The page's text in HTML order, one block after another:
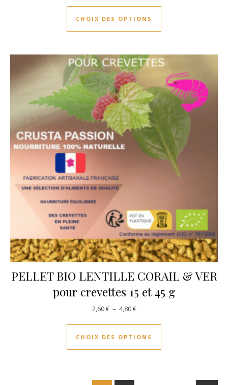
CHOIX DES OPTIONS
Ce produit a
PELLET BIO LENTILLE CORAIL & VER
pour crevettes 15 et 45 g
2,60€ – 4,80€Plage de prix : 2,60 € à 4,80 €
CHOIX DES OPTIONS
Ce produit a